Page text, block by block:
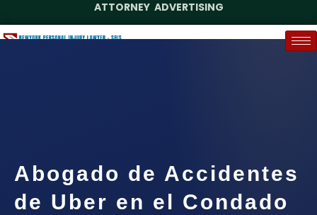
ATTORNEY ADVERTISING
Abogado de Accidentes
de Uber en el Condado